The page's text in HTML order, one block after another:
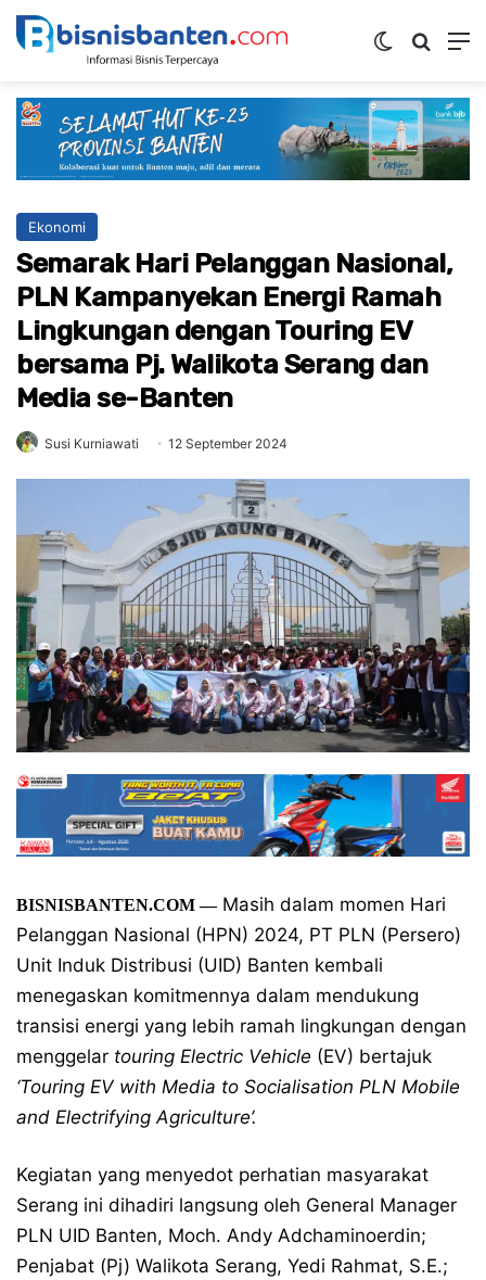
Switch skin
Ekonomi
Semarak Hari Pelanggan Nasional,
PLN Kampanyekan Energi Ramah
Lingkungan dengan Touring EV
bersama Pj. Walikota Serang dan
Media se-Banten
Susi Kurniawati 12 September 2024
BISNISBANTEN.COM —Masih dalam momen Hari
Pelanggan Nasional (HPN) 2024, PT PLN (Persero)
Unit Induk Distribusi (UID) Banten kembali
menegaskan komitmennya dalam mendukung
transisi energi yang lebih ramah lingkungan dengan
menggelar touring Electric Vehicle (EV) bertajuk
‘Touring EV with Media to Socialisation PLN Mobile
and Electrifying Agriculture’.
Kegiatan yang menyedot perhatian masyarakat
Serang ini dihadiri langsung oleh General Manager
PLN UID Banten, Moch. Andy Adchaminoerdin;
Penjabat (Pj) Walikota Serang, Yedi Rahmat, S.E.;